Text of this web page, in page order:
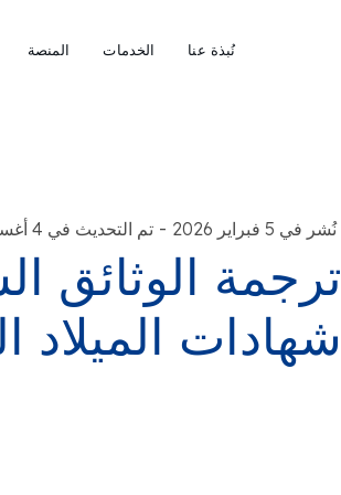
نُبذة عنا الخدمات المنصة
نُشر في 5 فبراير 2026 - تم التحديث في 4 أغسطس 2026
ترجمة الوثائق
شهادات الميلاد